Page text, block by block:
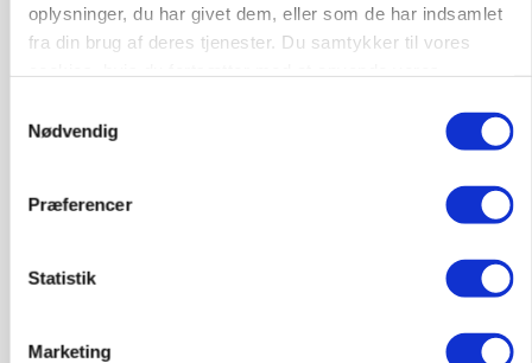
oplysninger, du har givet dem, eller som de har indsamlet
fra din brug af deres tjenester. Du samtykker til vores
Nødvendig
Præferencer
Statistik
Marketing
03. aug.
Kalvepasser til ejendom i udvikling søges